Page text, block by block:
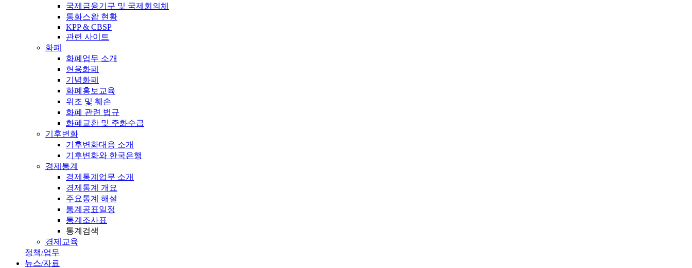
국제금융기구 및 국제회의체
통화스왑 현황
KPP & CBSP
관련 사이트
화폐
화폐업무 소개
현용화폐
기념화폐
화폐홍보교육
위조 및 훼손
화폐 관련 법규
화폐교환 및 주화수급
기후변화
기후변화대응 소개
기후변화와 한국은행
경제통계
경제통계업무 소개
경제통계 개요
주요통계 해설
통계공표일정
통계조사표
통계검색
경제교육
정책/업무
뉴스/자료